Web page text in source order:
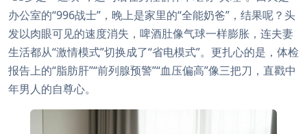
办公室的“996战士”，晚上是家里的“全能奶爸”，结果呢？头
发以肉眼可见的速度消失，啤酒肚像气球一样膨胀，连夫妻
生活都从“激情模式”切换成了“省电模式”。更扎心的是，体检
报告上的“脂肪肝”“前列腺预警”“血压偏高”像三把刀，直戳中
年男人的自尊心。